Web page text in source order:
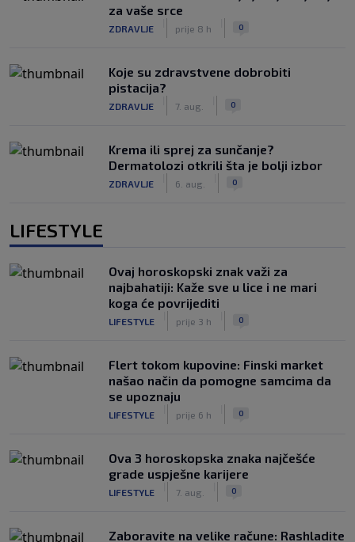
za vaše srce
ZDRAVLJE prije 8 h 0
Koje su zdravstvene dobrobiti
pistacija?
ZDRAVLJE 7. aug. 0
Krema ili sprej za sunčanje?
Dermatolozi otkrili šta je bolji izbor
ZDRAVLJE 6. aug. 0
LIFESTYLE
Ovaj horoskopski znak važi za
najbahatiji: Kaže sve u lice i ne mari
koga će povrijediti
LIFESTYLE prije 3 h 0
Flert tokom kupovine: Finski market
našao način da pomogne samcima da
se upoznaju
LIFESTYLE prije 6 h 0
Ova 3 horoskopska znaka najčešće
grade uspješne karijere
LIFESTYLE 7. aug. 0
Zaboravite na velike račune: Rashladite